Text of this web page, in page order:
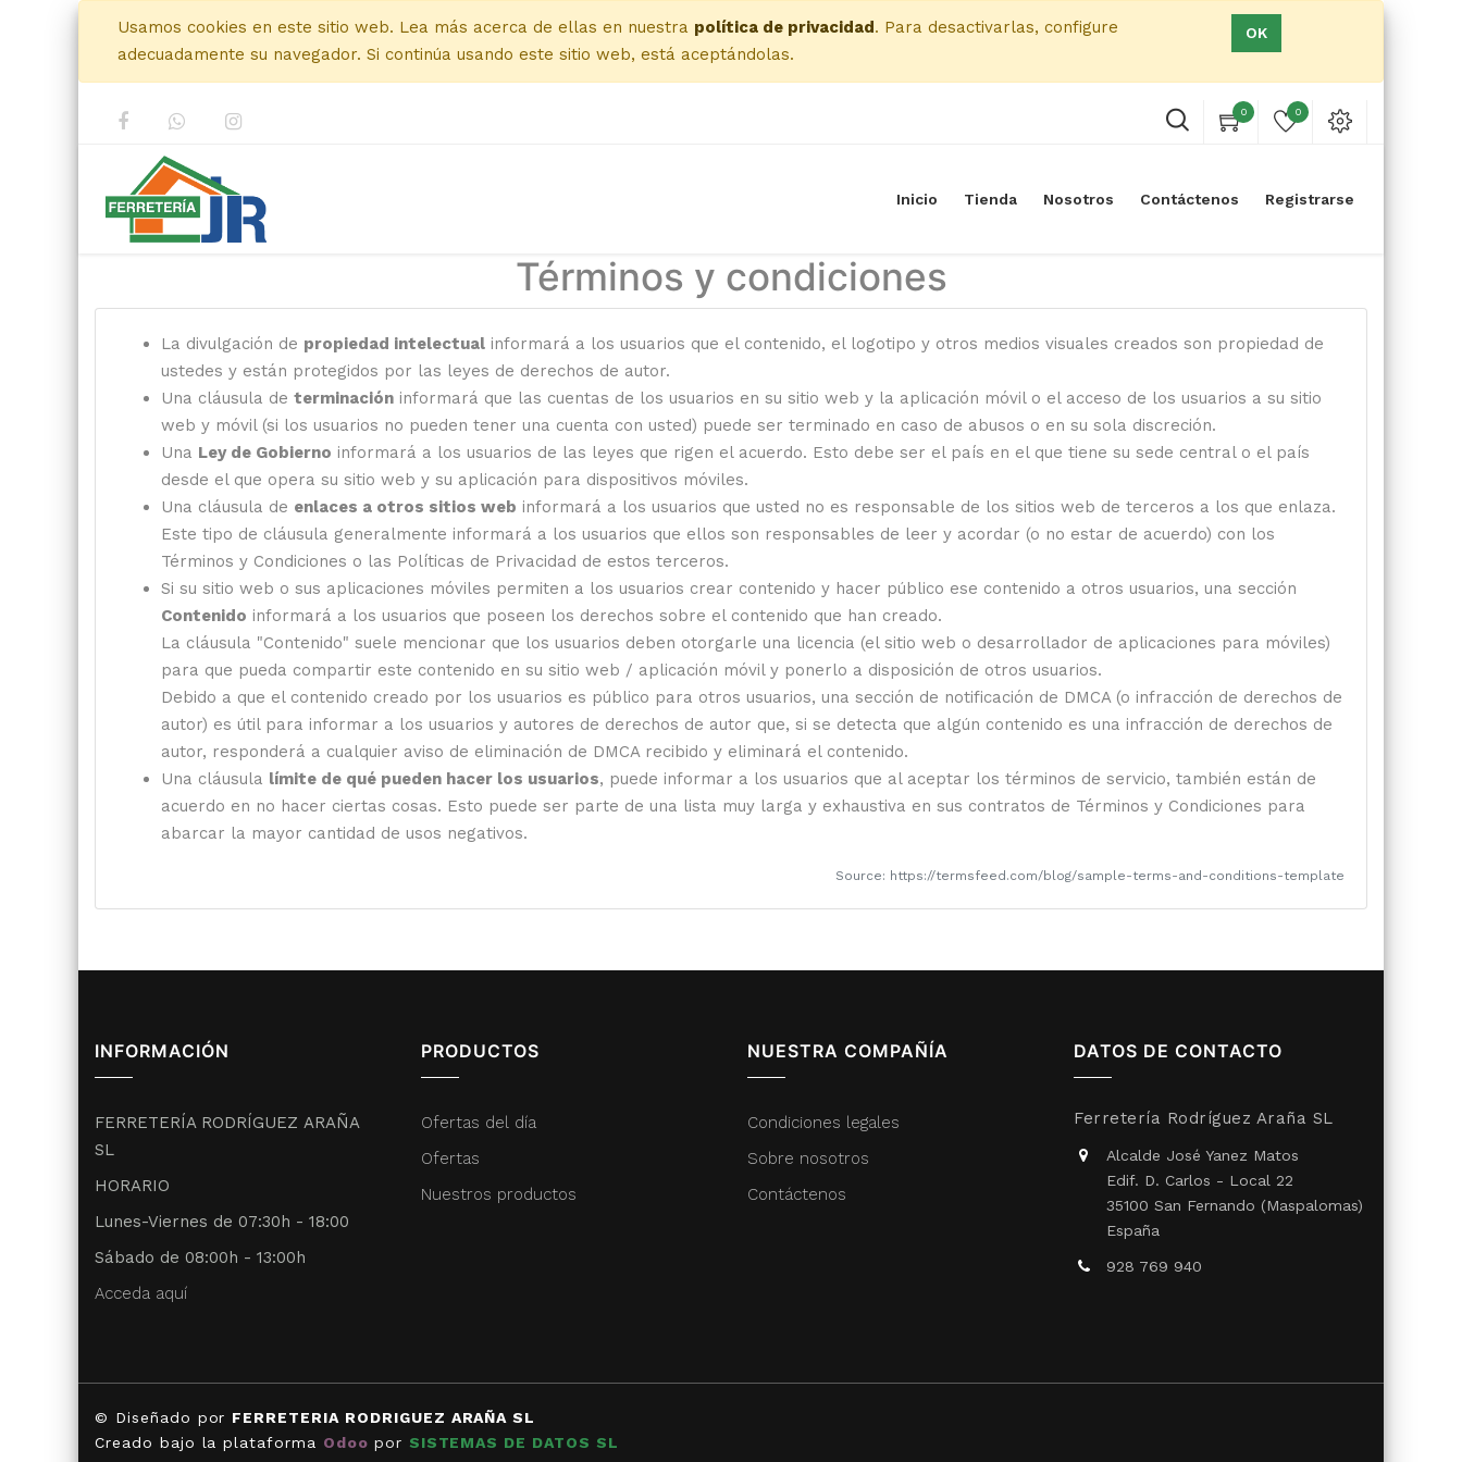
Usamos cookies en este sitio web. Lea más acerca de ellas en nuestra política de privacidad. Para desactivarlas, configure
adecuadamente su navegador. Si continúa usando este sitio web, está aceptándolas.
OK
0 0
Inicio Tienda Nosotros Contáctenos Registrarse
Términos y condiciones
La divulgación de propiedad intelectual informará a los usuarios que el contenido, el logotipo y otros medios visuales creados son propiedad de
ustedes y están protegidos por las leyes de derechos de autor.
Una cláusula de terminación informará que las cuentas de los usuarios en su sitio web y la aplicación móvil o el acceso de los usuarios a su sitio
web y móvil (si los usuarios no pueden tener una cuenta con usted) puede ser terminado en caso de abusos o en su sola discreción.
Una Ley de Gobierno informará a los usuarios de las leyes que rigen el acuerdo. Esto debe ser el país en el que tiene su sede central o el país
desde el que opera su sitio web y su aplicación para dispositivos móviles.
Una cláusula de enlaces a otros sitios web informará a los usuarios que usted no es responsable de los sitios web de terceros a los que enlaza.
Este tipo de cláusula generalmente informará a los usuarios que ellos son responsables de leer y acordar (o no estar de acuerdo) con los
Términos y Condiciones o las Políticas de Privacidad de estos terceros.
Si su sitio web o sus aplicaciones móviles permiten a los usuarios crear contenido y hacer público ese contenido a otros usuarios, una sección
Contenido informará a los usuarios que poseen los derechos sobre el contenido que han creado.
La cláusula "Contenido" suele mencionar que los usuarios deben otorgarle una licencia (el sitio web o desarrollador de aplicaciones para móviles)
para que pueda compartir este contenido en su sitio web / aplicación móvil y ponerlo a disposición de otros usuarios.
Debido a que el contenido creado por los usuarios es público para otros usuarios, una sección de notificación de DMCA (o infracción de derechos de
autor) es útil para informar a los usuarios y autores de derechos de autor que, si se detecta que algún contenido es una infracción de derechos de
autor, responderá a cualquier aviso de eliminación de DMCA recibido y eliminará el contenido.
Una cláusula límite de qué pueden hacer los usuarios, puede informar a los usuarios que al aceptar los términos de servicio, también están de
acuerdo en no hacer ciertas cosas. Esto puede ser parte de una lista muy larga y exhaustiva en sus contratos de Términos y Condiciones para
abarcar la mayor cantidad de usos negativos.
Source: https://termsfeed.com/blog/sample-terms-and-conditions-template
INFORMACIÓN
FERRETERÍA RODRÍGUEZ ARAÑA
SL
HORARIO
Lunes-Viernes de 07:30h - 18:00
Sábado de 08:00h - 13:00h
Acceda aquí
PRODUCTOS
Ofertas del día
Ofertas
Nuestros productos
NUESTRA COMPAÑÍA
Condiciones legales
Sobre nosotros
Contáctenos
DATOS DE CONTACTO
Ferretería Rodríguez Araña SL
Alcalde José Yanez Matos
Edif. D. Carlos - Local 22
35100 San Fernando (Maspalomas)
España
928 769 940
© Diseñado por FERRETERIA RODRIGUEZ ARAÑA SL
Creado bajo la plataforma Odoo por SISTEMAS DE DATOS SL